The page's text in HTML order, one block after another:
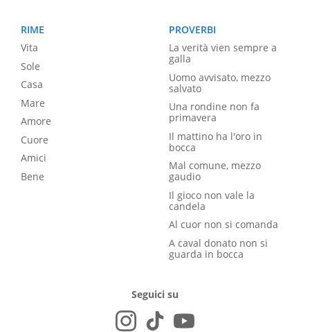
RIME
Vita
Sole
Casa
Mare
Amore
Cuore
Amici
Bene
PROVERBI
La verità vien sempre a
galla
Uomo avvisato, mezzo
salvato
Una rondine non fa
primavera
Il mattino ha l'oro in
bocca
Mal comune, mezzo
gaudio
Il gioco non vale la
candela
Al cuor non si comanda
A caval donato non si
guarda in bocca
Seguici su